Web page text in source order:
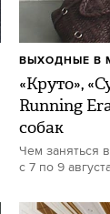
«Круто»,
Running
собак
Чем заняться
с 7 по 9
ВЫХОДНЫЕ В